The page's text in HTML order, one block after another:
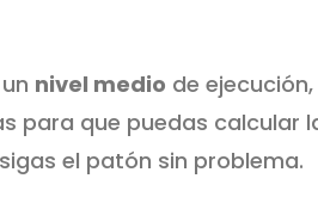
nivel medio de
para que puedas calcular
el patón sin problema.